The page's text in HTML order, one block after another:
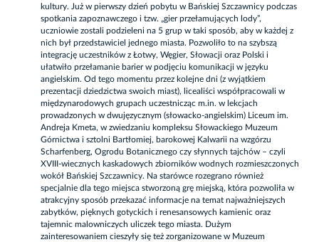
kultury. Już w pierwszy dzień pobytu w Bańskiej Szczawnicy podczas
spotkania zapoznawczego i tzw. „gier przełamujących lody”,
uczniowie zostali podzieleni na 5 grup w taki sposób, aby w każdej z
nich był przedstawiciel jednego miasta. Pozwoliło to na szybszą
integrację uczestników z Łotwy, Węgier, Słowacji oraz Polski i
ułatwiło przełamanie barier w podjęciu komunikacji w języku
angielskim. Od tego momentu przez kolejne dni (z wyjątkiem
prezentacji dziedzictwa swoich miast), licealiści współpracowali w
międzynarodowych grupach uczestnicząc m.in. w lekcjach
prowadzonych w dwujęzycznym (słowacko-angielskim) Liceum im.
Andreja Kmeta, w zwiedzaniu kompleksu Słowackiego Muzeum
Górnictwa i sztolni Bartłomiej, barokowej Kalwarii na wzgórzu
Scharfenberg, Ogrodu Botanicznego czy słynnych tajchów – czyli
XVIII-wiecznych kaskadowych zbiorników wodnych rozmieszczonych
wokół Bańskiej Szczawnicy. Na starówce rozegrano również
specjalnie dla tego miejsca stworzoną grę miejską, która pozwoliła w
atrakcyjny sposób przekazać informacje na temat najważniejszych
zabytków, pięknych gotyckich i renesansowych kamienic oraz
tajemnic malowniczych uliczek tego miasta. Dużym
zainteresowaniem cieszyły się też zorganizowane w Muzeum